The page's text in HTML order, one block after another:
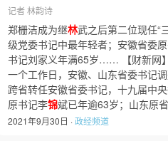
记者 林韵诗
郑栅洁成为继林武之后第二位现任“
级党委书记中最年轻者；安徽省委
书记刘家义年满65岁…… 【财新网
一个工作日，安徽、山东省委书记
跨省转任安徽省委书记，十九届中
原书记李锦斌已年逾63岁；山东原
2021年9月30日 ·政经频道